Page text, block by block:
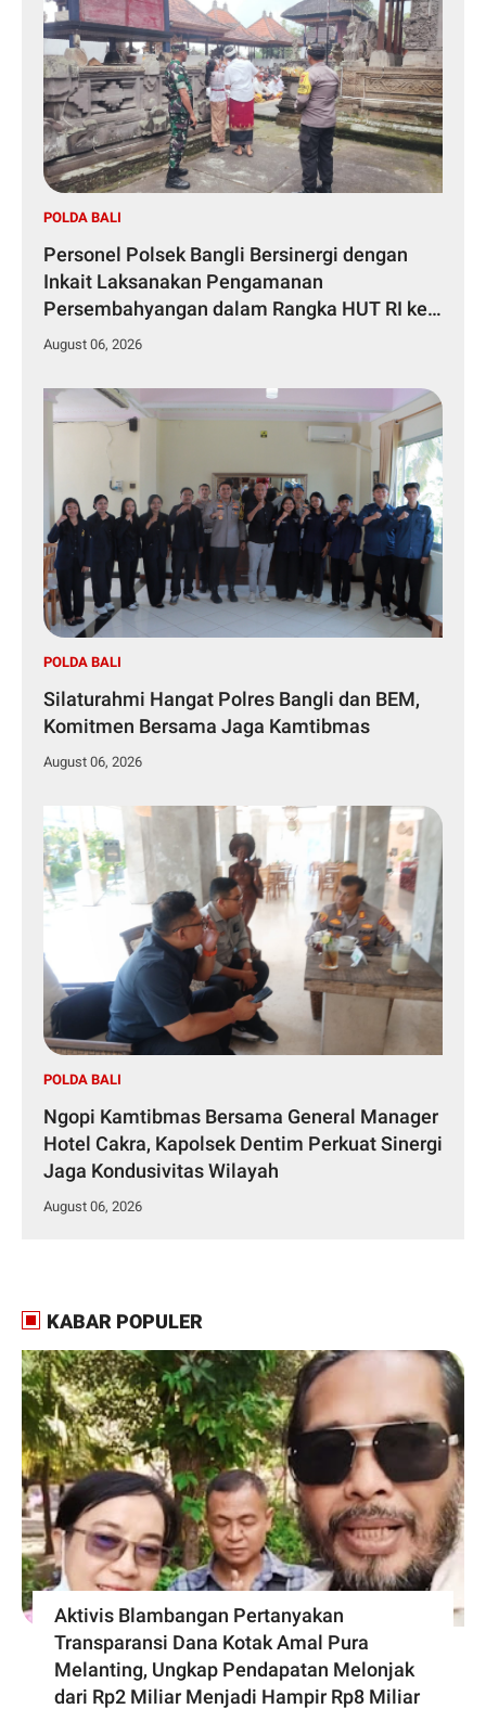
POLDA BALI
Personel Polsek Bangli Bersinergi dengan
Inkait Laksanakan Pengamanan
Persembahyangan dalam Rangka HUT RI ke-
81 Tahun 2026
August 06, 2026
POLDA BALI
Silaturahmi Hangat Polres Bangli dan BEM,
Komitmen Bersama Jaga Kamtibmas
August 06, 2026
POLDA BALI
Ngopi Kamtibmas Bersama General Manager
Hotel Cakra, Kapolsek Dentim Perkuat Sinergi
Jaga Kondusivitas Wilayah
August 06, 2026
KABAR POPULER
Aktivis Blambangan Pertanyakan
Transparansi Dana Kotak Amal Pura
Melanting, Ungkap Pendapatan Melonjak
dari Rp2 Miliar Menjadi Hampir Rp8 Miliar